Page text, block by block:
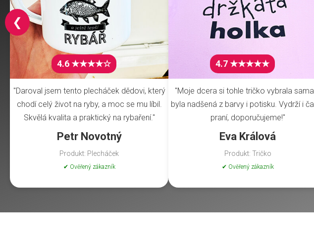
4.6 ★★★★☆
"Daroval jsem tento plecháček dědovi, který
chodí celý život na ryby, a moc se mu líbil.
Skvělá kvalita a praktický na rybaření."
Petr Novotný
Produkt: Plecháček
✔ Ověřený zákazník
4.7 ★★★★★
"Moje dcera si tohle tričko vybrala
byla nadšená z barvy i potisku. Vydrží i
praní, doporučujeme!"
Eva Králová
Produkt: Tričko
✔ Ověřený zákazník
❮